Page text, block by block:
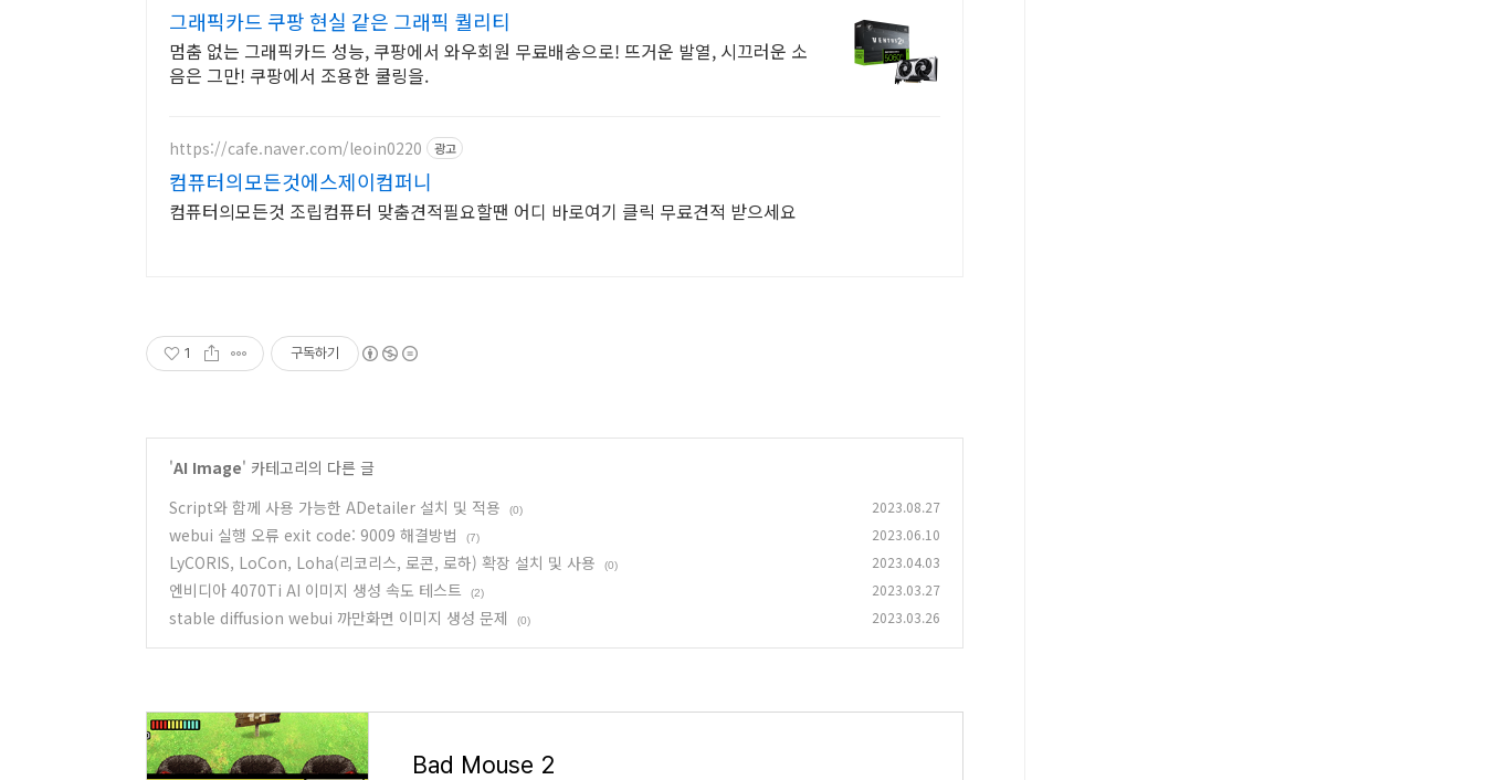
그래픽카드 쿠팡 현실 같은 그래픽 퀄리티
멈춤 없는 그래픽카드 성능, 쿠팡에서 와우회원 무료배송으로! 뜨거운 발열, 시끄러운 소
음은 그만! 쿠팡에서 조용한 쿨링을.
https://cafe.naver.com/leoin0220 광고
컴퓨터의모든것에스제이컴퍼니
컴퓨터의모든것 조립컴퓨터 맞춤견적필요할땐 어디 바로여기 클릭 무료견적 받으세요
1 구독하기
'AI Image' 카테고리의 다른 글
Script와 함께 사용 가능한 ADetailer 설치 및 적용
(0) 2023.08.27
webui 실행 오류 exit code: 9009 해결방법 (7) 2023.06.10
LyCORIS, LoCon, Loha(리코리스, 로콘, 로하) 확장 설치 및 사용 (0) 2023.04.03
엔비디아 4070Ti AI 이미지 생성 속도 테스트 (2) 2023.03.27
stable diffusion webui 까만화면 이미지 생성 문제 (0) 2023.03.26
Bad Mouse 2